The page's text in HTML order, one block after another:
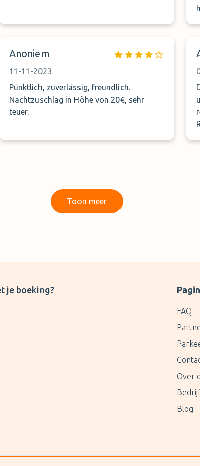
Anoniem
11-11-2023
Pünktlich, zuverlässig, freundlich.
Nachtzuschlag in Höhe von 20€, sehr
teuer.
Toon meer
je boeking?
FAQ
Over
Blog